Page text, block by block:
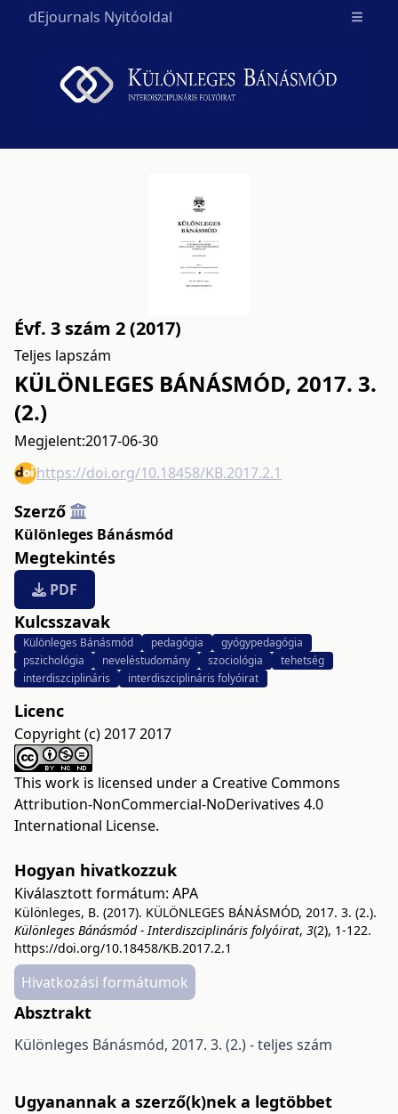
dEjournals Nyitóoldal Open
Évf. 3 szám 2 (2017)
Teljes lapszám
KÜLÖNLEGES BÁNÁSMÓD, 2017. 3.
(2.)
Megjelent:2017-06-30
https://doi.org/10.18458/KB.2017.2.1
Szerző
Különleges Bánásmód
Megtekintés
PDF
Kulcsszavak
Különleges Bánásmód pedagógia
gyógypedagógia
pszichológia
neveléstudomány szociológia
tehetség
interdiszciplináris
interdiszciplináris folyóirat
Licenc
Copyright (c) 2017 2017
This work is licensed under a Creative Commons
Attribution-NonCommercial-NoDerivatives 4.0
International License.
Hogyan hivatkozzuk
Kiválasztott formátum: APA
Különleges, B. (2017). KÜLÖNLEGES BÁNÁSMÓD, 2017. 3. (2.).
Különleges Bánásmód - Interdiszciplináris folyóirat, 3(2), 1-122.
https://doi.org/10.18458/KB.2017.2.1
Hivatkozási formátumok
Absztrakt
Különleges Bánásmód, 2017. 3. (2.) - teljes szám
Ugyanannak a szerző(k)nek a legtöbbet